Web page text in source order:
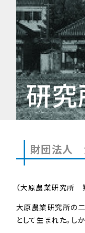
研
財団法人
（大原農業研究所
大原農業研究所の
として生まれた。し